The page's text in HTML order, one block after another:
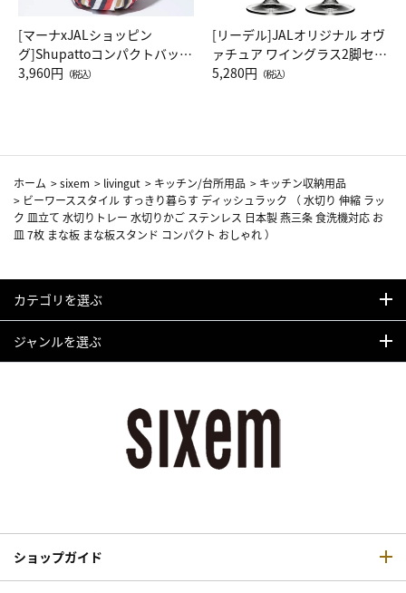
[マーナxJALショッピン
グ]Shupattoコンパクトバッグ
Drop JAL客室乗務員（LC）ス
3,960円 （税込）
[リーデル]JALオリジナル オヴ
ァチュア ワイングラス2脚セッ
ト（レッドワイン）
5,280円 （税込）
ホーム >sixem > livingut > キッチン/台所用品 > キッチン収納用品
> ビーワーススタイル すっきり暮らす ディッシュラック （ 水切り 伸縮 ラッ
ク 皿立て 水切りトレー 水切りかご ステンレス 日本製 燕三条 食洗機対応 お
皿 7枚 まな板 まな板スタンド コンパクト おしゃれ ）
カテゴリを選ぶ
ジャンルを選ぶ
ショップガイド